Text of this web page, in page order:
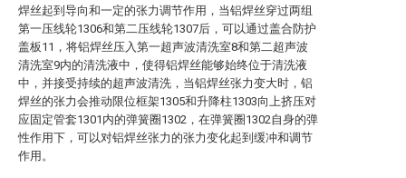
焊丝起到导向和一定的张力调节作用，当铝焊丝穿过两组
第一压线轮1306和第二压线轮1307后，可以通过盖合防护
盖板11，将铝焊丝压入第一超声波清洗室8和第二超声波
清洗室9内的清洗液中，使得铝焊丝能够始终位于清洗液
中，并接受持续的超声波清洗，当铝焊丝张力变大时，铝
焊丝的张力会推动限位框架1305和升降柱1303向上挤压对
应固定管套1301内的弹簧圈1302，在弹簧圈1302自身的弹
性作用下，可以对铝焊丝张力的张力变化起到缓冲和调节
作用。